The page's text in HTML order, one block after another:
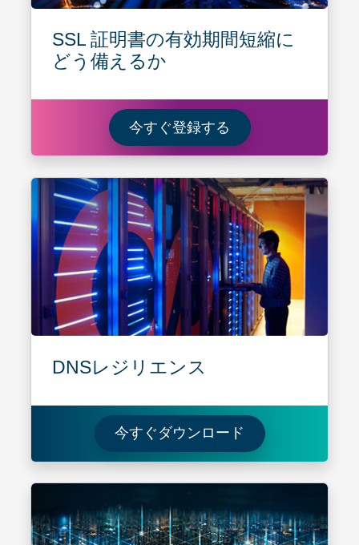
SSL 証明書の有効期間短縮に
どう備えるか
今すぐ登録する 今すぐ登録する
DNSレジリエンス
今すぐダウンロード Learn more